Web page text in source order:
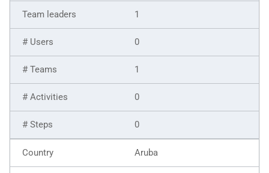
1
0
1
0
0
Aruba